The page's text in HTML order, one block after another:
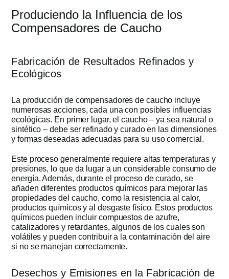
Produciendo la Influencia de los
Compensadores de Caucho
Fabricación de Resultados Refinados y
Ecológicos
La producción de compensadores de caucho incluye
numerosas acciones, cada una con posibles influencias
ecológicas. En primer lugar, el caucho – ya sea natural o
sintético – debe ser refinado y curado en las dimensiones
y formas deseadas adecuadas para su uso comercial.
Este proceso generalmente requiere altas temperaturas y
presiones, lo que da lugar a un considerable consumo de
energía. Además, durante el proceso de curado, se
añaden diferentes productos químicos para mejorar las
propiedades del caucho, como la resistencia al calor,
productos químicos y al desgaste físico. Estos productos
químicos pueden incluir compuestos de azufre,
catalizadores y retardantes, algunos de los cuales son
volátiles y pueden contribuir a la contaminación del aire
si no se manejan correctamente.
Desechos y Emisiones en la Fabricación de